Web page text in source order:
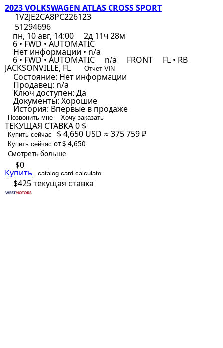
2023 VOLKSWAGEN ATLAS CROSS SPORT
1V2JE2CA8PC226123
51294696
пн, 10 авг, 14:00
2д 11ч 28м
6 • FWD • AUTOMATIC
Нет информации • n/a
6 • FWD • AUTOMATIC n/a FRONT FL • RB
JACKSONVILLE, FL Отчет VIN
Состояние: Нет информации
Продавец: n/a
Ключ доступен: Да
Документы: Хорошие
История: Впервые в продаже
Позвонить мне Хочу заказать
ТЕКУЩАЯ СТАВКА0 $
Купить сейчас $ 4,650 USD ≈ 375 759 ₽
Купить сейчас от $ 4,650
Смотреть больше
$0
Купить catalog.card.calculate
$425текущая ставка